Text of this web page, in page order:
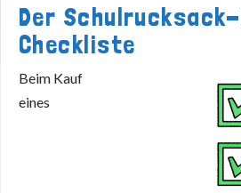
Der
Checkliste
Beim Kauf
eines